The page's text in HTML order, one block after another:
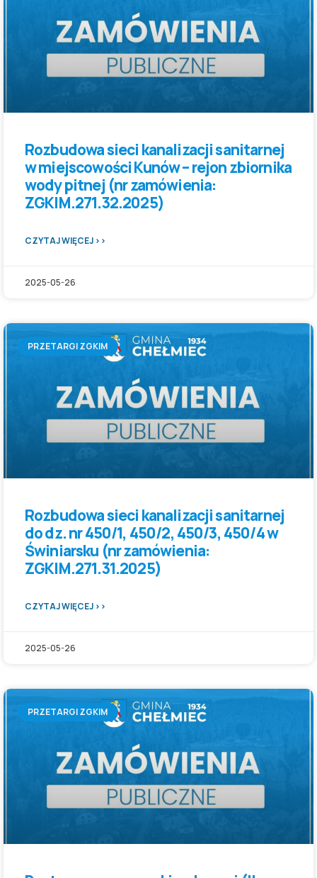
Rozbudowa sieci kanalizacji sanitarnej
w miejscowości Kunów – rejon zbiornika
wody pitnej (nr zamówienia:
ZGKIM.271.32.2025)
CZYTAJ WIĘCEJ >>
2025-05-26
PRZETARGI ZGKIM
Rozbudowa sieci kanalizacji sanitarnej
do dz. nr 450/1, 450/2, 450/3, 450/4 w
Świniarsku (nr zamówienia:
ZGKIM.271.31.2025)
CZYTAJ WIĘCEJ >>
2025-05-26
PRZETARGI ZGKIM